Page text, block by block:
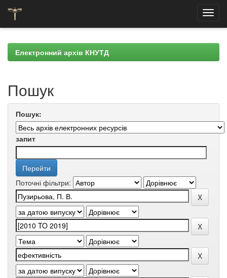
navigationЕлектронний архів КНУТД
Пошук
Пошук:
запит
Поточні фільтри: